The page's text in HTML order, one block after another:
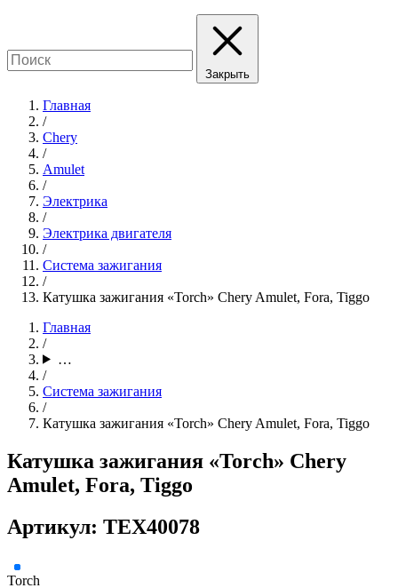
Закрыть
Главная
/
Chery
/
Amulet
/
Электрика
/
Электрика двигателя
/
Система зажигания
/
Катушка зажигания «Torch» Chery Amulet, Fora, Tiggo
Главная
/
…
/
Система зажигания
/
Катушка зажигания «Torch» Chery Amulet, Fora, Tiggo
Катушка зажигания «Torch» Chery
Amulet, Fora, Tiggo
Артикул: TEX40078
Torch